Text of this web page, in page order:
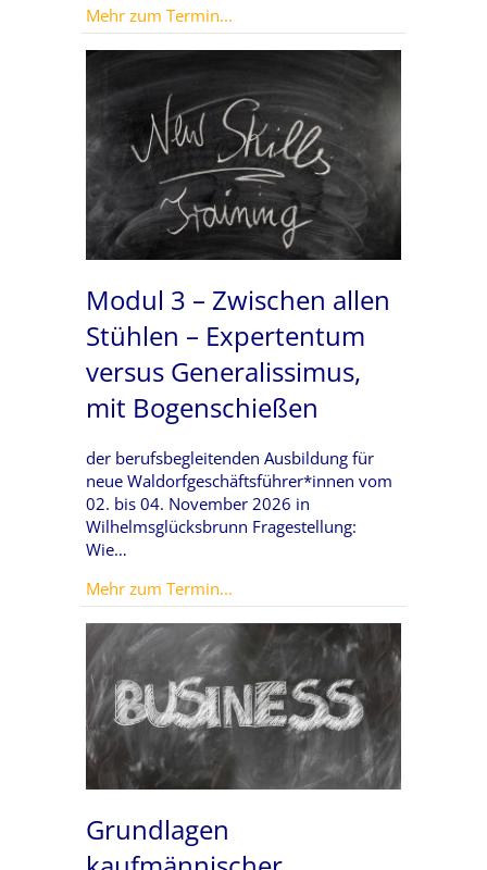
Mehr zum Termin...
Modul 3 – Zwischen allen
Stühlen – Expertentum
versus Generalissimus,
mit Bogenschießen
der berufsbegleitenden Ausbildung für
neue Waldorfgeschäftsführer*innen vom
02. bis 04. November 2026 in
Wilhelmsglücksbrunn Fragestellung:
Wie…
Mehr zum Termin...
Grundlagen